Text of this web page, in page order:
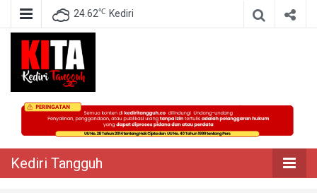
24.62℃ Kediri
Kediri Tangguh
Berita Akurat Terpercaya
Kediri Tangguh